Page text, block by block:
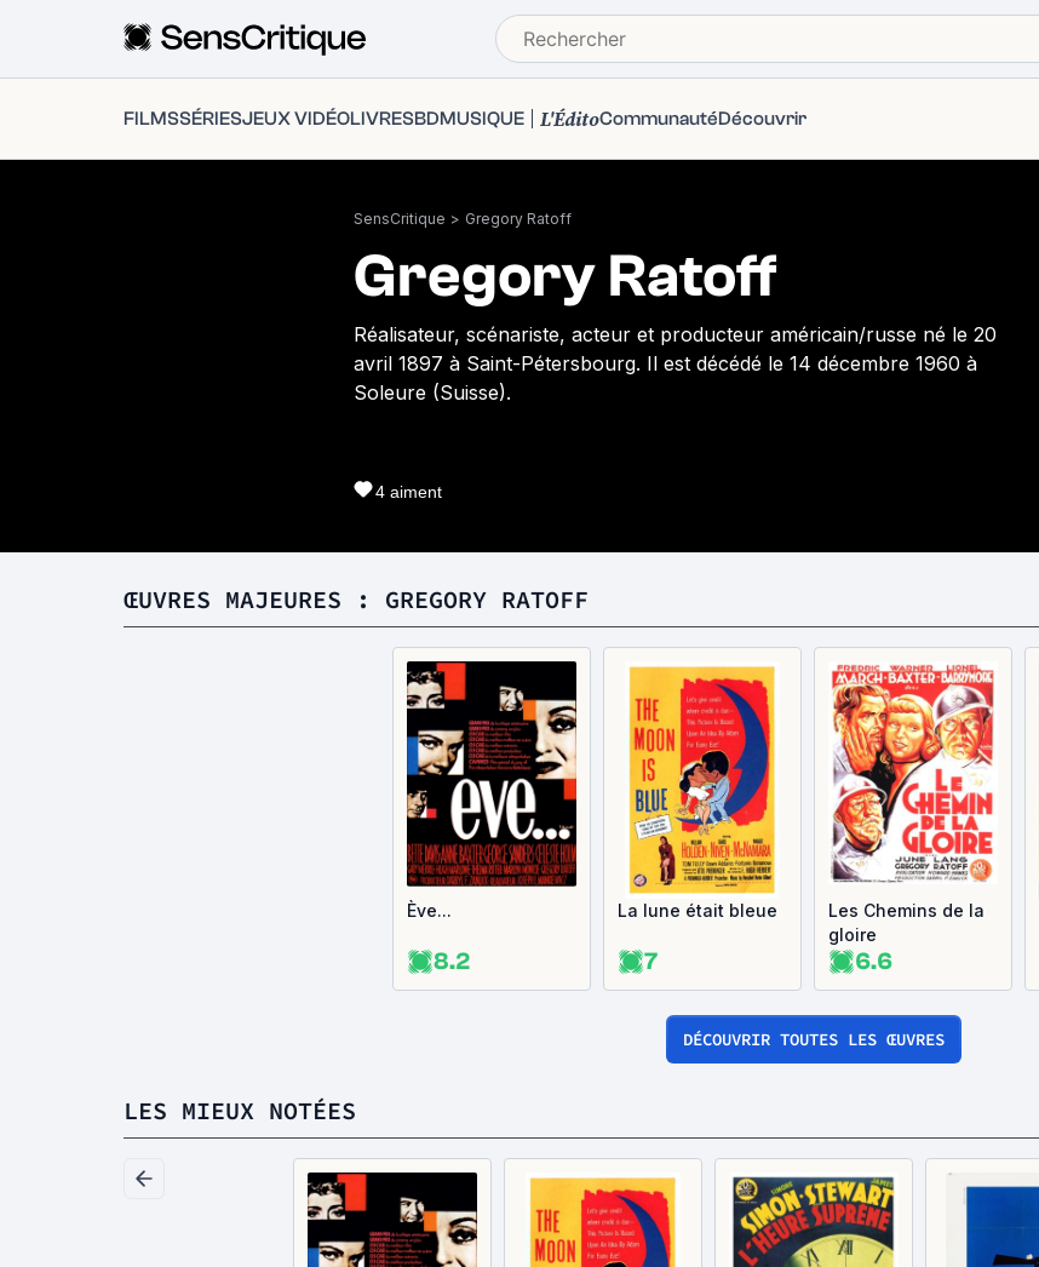
FILMSSÉRIESJEUX VIDÉOLIVRESBDMUSIQUE L'ÉditoCommunautéDécouvrir
SensCritique > Gregory Ratoff
Gregory Ratoff
Réalisateur, scénariste, acteur et producteur américain/russe né le 20
avril 1897 à Saint-Pétersbourg. Il est décédé le 14 décembre 1960 à
Soleure (Suisse).
4 aiment
ŒUVRES MAJEURES : GREGORY RATOFF
Ève...
8.2
La lune était bleue
7
Les Chemins de la
gloire
6.6
DÉCOUVRIR TOUTES LES ŒUVRES
LES MIEUX NOTÉES